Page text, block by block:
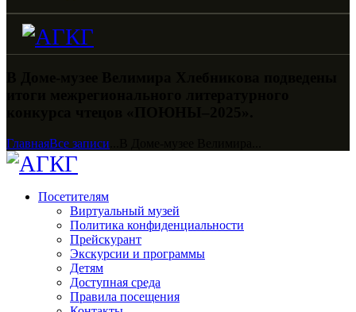
ГлавнаяВсе записи
Посетителям
Виртуальный музей
Политика конфиденциальности
Прейскурант
Экскурсии и программы
Детям
Доступная среда
Правила посещения